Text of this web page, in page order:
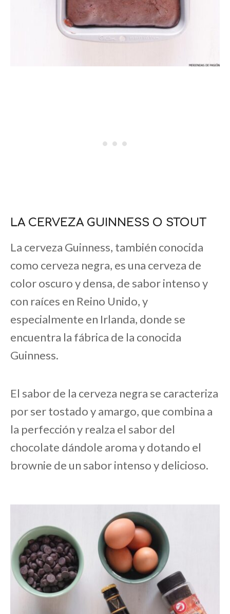
LA CERVEZA GUINNESS O STOUT
La cerveza Guinness, también conocida
como cerveza negra, es una cerveza de
color oscuro y densa, de sabor intenso y
con raíces en Reino Unido, y
especialmente en Irlanda, donde se
encuentra la fábrica de la conocida
Guinness.
El sabor de la cerveza negra se caracteriza
por ser tostado y amargo, que combina a
la perfección y realza el sabor del
chocolate dándole aroma y dotando el
brownie de un sabor intenso y delicioso.